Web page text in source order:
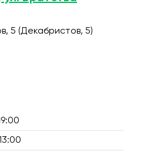
5 (Декабристов, 5)